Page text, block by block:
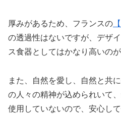
厚みがあるため、フランスの
の透過性はないですが、デザ
ス食器としてはかなり高いのが
また、自然を愛し、自然と共
の人々の精神が込められいて
使用していないので、安心し